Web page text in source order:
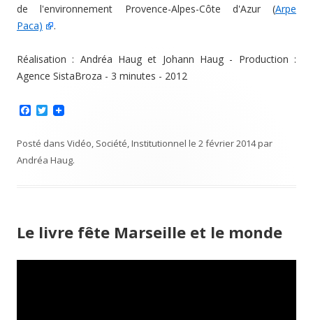
de l'environnement Provence-Alpes-Côte d'Azur (Arpe
Paca)
.
Réalisation : Andréa Haug et Johann Haug - Production :
Agence SistaBroza - 3 minutes - 2012
a
e
b
o
T
w
t
t
e
Posté dans Vidéo, Société,Institutionnel le 2 février 2014par
Andréa Haug.
Le livre fête Marseille et le monde